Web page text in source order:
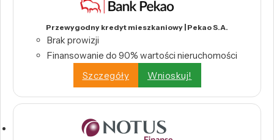
Przewygodny kredyt mieszkaniowy | Pekao S.A.
Brak prowizji
Finansowanie do 90% wartości nieruchomości
Szczegóły
Wnioskuj!